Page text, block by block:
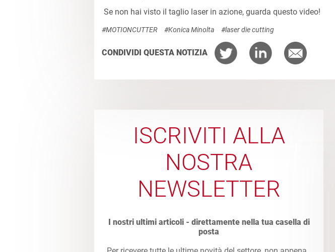
Se non hai visto il taglio laser in azione, guarda questo video!
#MOTIONCUTTER #Konica Minolta #laser die cutting
CONDIVIDI QUESTA NOTIZIA
ISCRIVITI ALLA
NOSTRA
NEWSLETTER
I nostri ultimi articoli - direttamente nella tua casella di
posta